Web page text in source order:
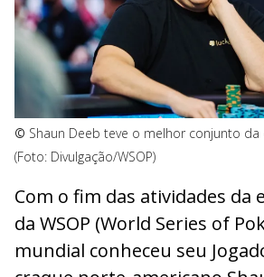
© Shaun Deeb teve o melhor conjunto da
(Foto: Divulgação/WSOP)
Com o fim das atividades da
da WSOP (World Series of
mundial conheceu seu